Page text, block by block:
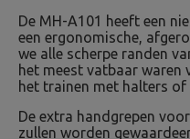
De MH-A101 heeft een
een ergonomische,
we alle scherpe randen
het meest vatbaar waren
het trainen met halters of
De extra handgrepen
zullen worden